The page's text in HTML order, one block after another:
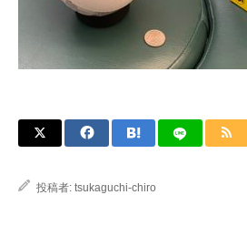
投稿者: tsukaguchi-chiro